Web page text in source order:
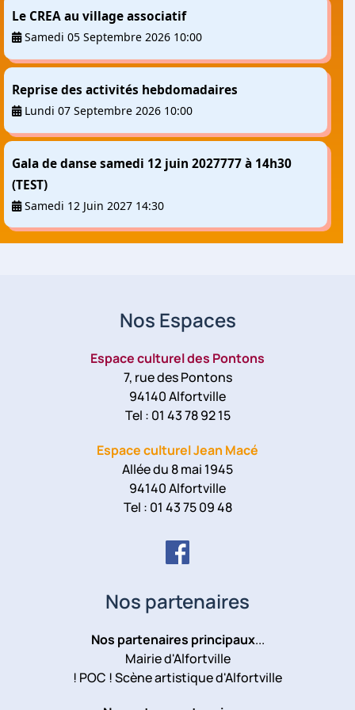
Le CREA au village associatif
Samedi 05 Septembre 2026 10:00
Reprise des activités hebdomadaires
Lundi 07 Septembre 2026 10:00
Gala de danse samedi 12 juin 2027777 à 14h30
(TEST)
Samedi 12 Juin 2027 14:30
Nos Espaces
Espace culturel des Pontons
7, rue des Pontons
94140 Alfortville
Tel : 01 43 78 92 15
Espace culturel Jean Macé
Allée du 8 mai 1945
94140 Alfortville
Tel : 01 43 75 09 48
Nos partenaires
Nos partenaires principaux...
Mairie d'Alfortville
! POC ! Scène artistique d'Alfortville